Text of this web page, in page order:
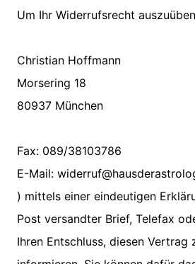
Um Ihr Widerrufsrecht
Christian Hoffmann
Morsering 18
80937 München
Fax: 089/38103786
E-Mail:
) mittels einer eindeutigen
Post versandter Brief, Telefax
Ihren Entschluss, diesen Vertrag